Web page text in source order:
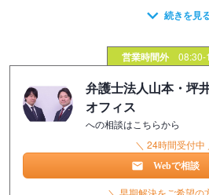
ど、さまざまな事件に取り組んで参りま
を造りたいとの思いのもと、日本司法
スタッフ弁護士として司法過疎地域な
きにくい方々への法的サービスの充実に
また、坪井弁護士は、全国に支店を展
Associatesにて離婚事件や交通事故事
営業時間外 08:30-
弁護士法人山本・坪
オフィス
への相談はこちらから
＼ 24時間受付中
Webで相談
＼ 早期解決をご希望の